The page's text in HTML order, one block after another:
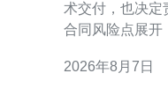
术交付，也决定
合同风险点展开
业务中断的可能性。 合同风险概述：为何
2026年8月7日